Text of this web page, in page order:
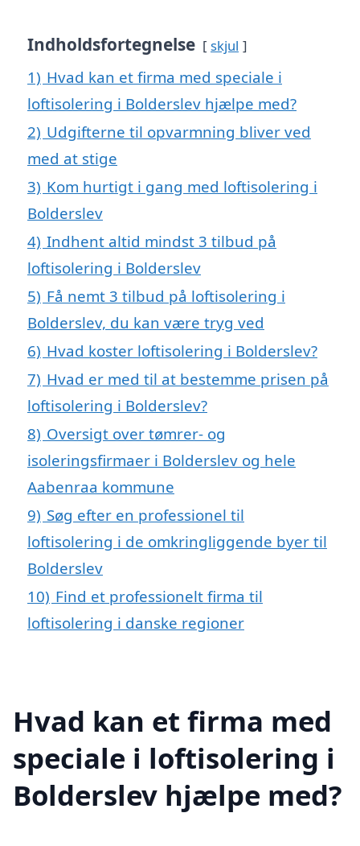
Indholdsfortegnelse skjul
1) Hvad kan et firma med speciale i
loftisolering i Bolderslev hjælpe med?
2) Udgifterne til opvarmning bliver ved
med at stige
3) Kom hurtigt i gang med loftisolering i
Bolderslev
4) Indhent altid mindst 3 tilbud på
loftisolering i Bolderslev
5) Få nemt 3 tilbud på loftisolering i
Bolderslev, du kan være tryg ved
6) Hvad koster loftisolering i Bolderslev?
7) Hvad er med til at bestemme prisen på
loftisolering i Bolderslev?
8) Oversigt over tømrer- og
isoleringsfirmaer i Bolderslev og hele
Aabenraa kommune
9) Søg efter en professionel til
loftisolering i de omkringliggende byer til
Bolderslev
10) Find et professionelt firma til
loftisolering i danske regioner
Hvad kan et firma med
speciale i loftisolering i
Bolderslev hjælpe med?